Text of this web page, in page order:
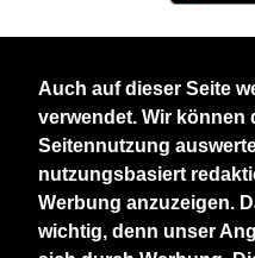
Auch auf dieser Seite
verwendet. Wir können
Seitennutzung
nutzungsbasiert
Werbung anzuzeigen.
wichtig, denn unser
Datenschutzerklärung
Nehmen Sie Kontakt
Unsere